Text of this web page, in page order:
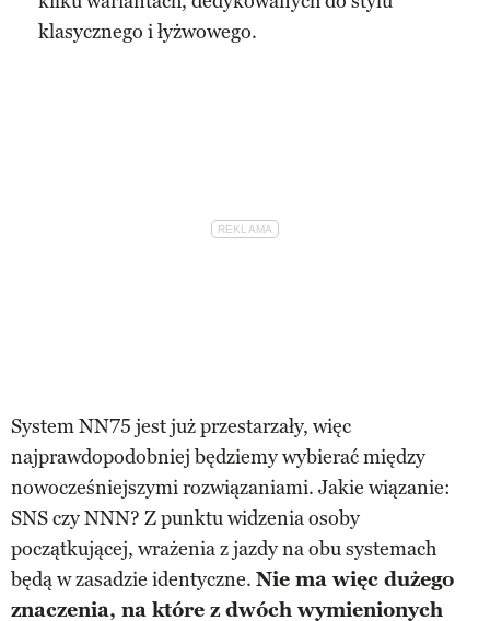
klasycznego i łyżwowego.
System NN75 jest już przestarzały, więc
najprawdopodobniej będziemy wybierać między
nowocześniejszymi rozwiązaniami. Jakie wiązanie:
SNS czy NNN? Z punktu widzenia osoby
początkującej, wrażenia z jazdy na obu systemach
będą w zasadzie identyczne. Nie ma więc dużego
znaczenia, na które z dwóch wymienionych